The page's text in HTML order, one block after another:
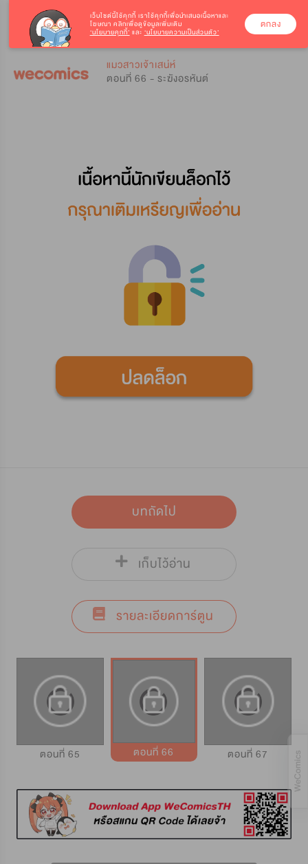
แมวสาวเจ้าเสน่ห์
ตอนที่ 66 - ระฆังอรหันต์
บทถัดไป
เก็บไว้อ่าน
รายละเอียดการ์ตูน
ตอนที่ 65 ตอนที่ 66 ตอนที่ 67
เว็บไซต์นี้ใช้คุกกี้ เราใช้คุกกี้เพื่อนำเสนอเนื้อหาและ
โฆษณา คลิกเพื่อดูข้อมูลเพิ่มเติม
‘นโยบายคุกกี้’ และ ‘นโยบายความเป็นส่วนตัว’
ตกลง